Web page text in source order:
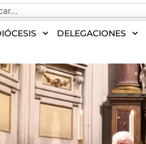
DELEGACIONES